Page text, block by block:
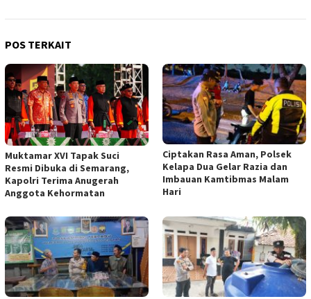
POS TERKAIT
Muktamar XVI Tapak Suci
Resmi Dibuka di Semarang,
Kapolri Terima Anugerah
Anggota Kehormatan
Ciptakan Rasa Aman, Polsek
Kelapa Dua Gelar Razia dan
Imbauan Kamtibmas Malam
Hari